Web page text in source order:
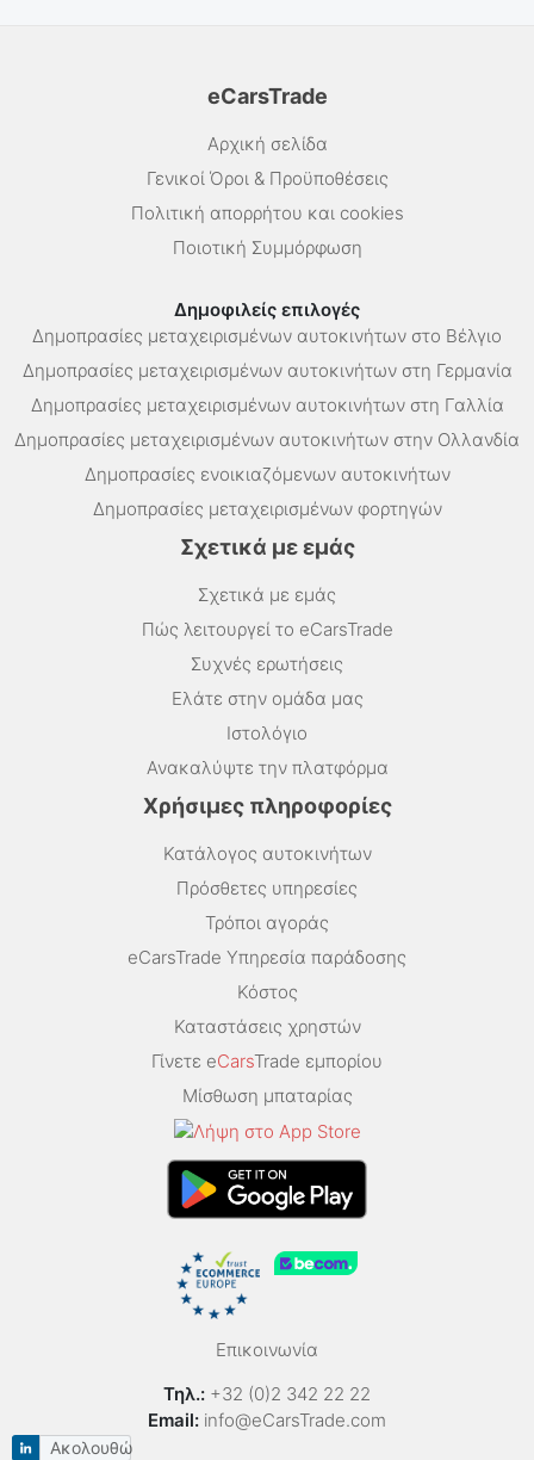
eCarsTrade
Αρχική σελίδα
Γενικοί Όροι & Προϋποθέσεις
Πολιτική απορρήτου και cookies
Ποιοτική Συμμόρφωση
Δημοφιλείς επιλογές
Δημοπρασίες μεταχειρισμένων αυτοκινήτων στο Βέλγιο
Δημοπρασίες μεταχειρισμένων αυτοκινήτων στη Γερμανία
Δημοπρασίες μεταχειρισμένων αυτοκινήτων στη Γαλλία
Δημοπρασίες μεταχειρισμένων αυτοκινήτων στην Ολλανδία
Δημοπρασίες ενοικιαζόμενων αυτοκινήτων
Δημοπρασίες μεταχειρισμένων φορτηγών
Σχετικά με εμάς
Σχετικά με εμάς
Πώς λειτουργεί το eCarsTrade
Συχνές ερωτήσεις
Ελάτε στην ομάδα μας
Ιστολόγιο
Ανακαλύψτε την πλατφόρμα
Χρήσιμες πληροφορίες
Κατάλογος αυτοκινήτων
Πρόσθετες υπηρεσίες
Τρόποι αγοράς
eCarsTrade Υπηρεσία παράδοσης
Κόστος
Καταστάσεις χρηστών
Γίνετε eCarsTrade εμπορίου
Μίσθωση μπαταρίας
Επικοινωνία
Τηλ.: +32 (0)2 342 22 22
Email: info@eCarsTrade.com
Ακολουθώ